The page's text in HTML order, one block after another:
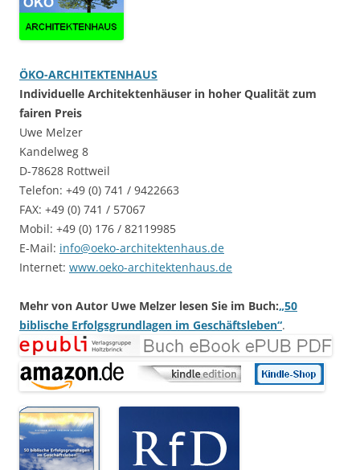
ÖKO-ARCHITEKTENHAUS
Individuelle Architektenhäuser in hoher Qualität zum
fairen Preis
Uwe Melzer
Kandelweg 8
D-78628 Rottweil
Telefon: +49 (0) 741 / 9422663
FAX: +49 (0) 741 / 57067
Mobil: +49 (0) 176 / 82119985
E-Mail: info@oeko-architektenhaus.de
Internet: www.oeko-architektenhaus.de
Mehr von Autor Uwe Melzer lesen Sie im Buch:„50
biblische Erfolgsgrundlagen im Geschäftsleben“.